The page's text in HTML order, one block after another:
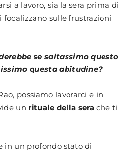
a lavoro, sia la sera prima di
focalizzano sulle frustrazioni
se saltassimo questo
questa abitudine?
possiamo lavorarci e in
un rituale della sera che ti
in un profondo stato di